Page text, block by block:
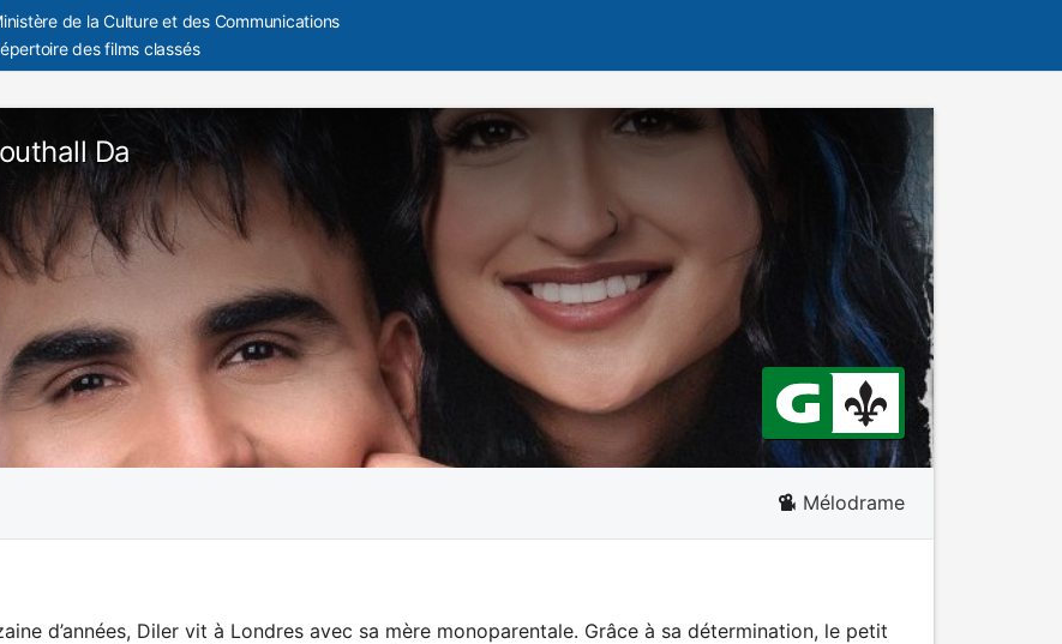
de la Culture et des Communications
des films classés
Da
Mélodrame
d’années, Diler vit à Londres avec sa mère monoparentale. Grâce à sa détermination, le petit